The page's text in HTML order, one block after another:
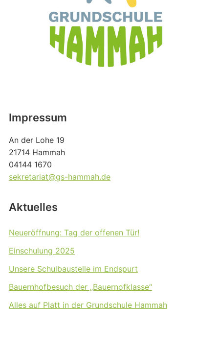
Impressum
An der Lohe 19
21714 Hammah
04144 1670
sekretariat@gs-hammah.de
Aktuelles
Neueröffnung: Tag der offenen Tür!
Einschulung 2025
Unsere Schulbaustelle im Endspurt
Bauernhofbesuch der „Bauernofklasse“
Alles auf Platt in der Grundschule Hammah